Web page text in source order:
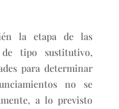
la etapa de las
de tipo sustitutivo,
para determinar
no se
a lo previsto